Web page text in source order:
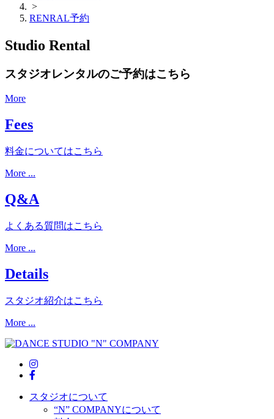
>
RENRAL予約
Studio Rental
スタジオレンタルのご予約はこちら
More
Fees
料金についてはこちら
More ...
Q&A
よくある質問はこちら
More ...
Details
スタジオ紹介はこちら
More ...
スタジオについて
“N” COMPANYについて